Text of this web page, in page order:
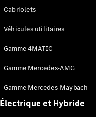
Occasion
Véhicules
d'occasion
Cabriolets
Véhicules utilitaires
Gamme 4MATIC
Gamme Mercedes-AMG
Gamme Mercedes-Maybach
Électrique et Hybride